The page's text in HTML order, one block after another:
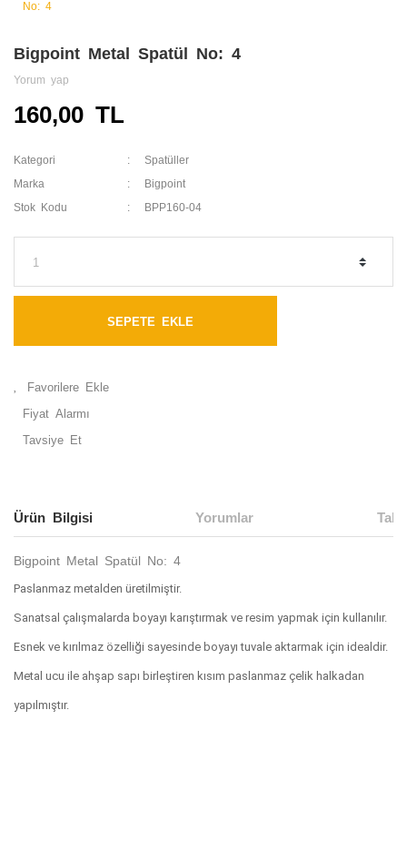
Bigpoint Metal Spatül No: 4
Yorum yap
160,00 TL
Kategori Spatüller
Marka Bigpoint
Stok Kodu BPP160-04
SEPETE EKLE
Fiyat Alarmı
Tavsiye Et
Ürün Bilgisi Yorumlar
Bigpoint Metal Spatül No: 4
Paslanmaz metalden üretilmiştir.
Sanatsal çalışmalarda boyayı karıştırmak ve resim yapmak için kullanılır.
Esnek ve kırılmaz özelliği sayesinde boyayı tuvale aktarmak için idealdir.
Metal ucu ile ahşap sapı birleştiren kısım paslanmaz çelik halkadan
yapılmıştır.